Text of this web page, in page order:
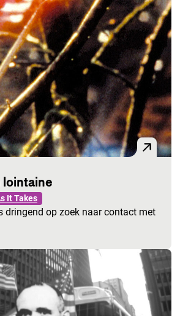
It Takes
dringend op zoek naar contact met